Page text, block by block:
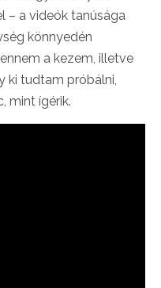
– a videók tanúsága
könnyedén
a kezem, illetve
ki tudtam próbálni,
mint ígérik.